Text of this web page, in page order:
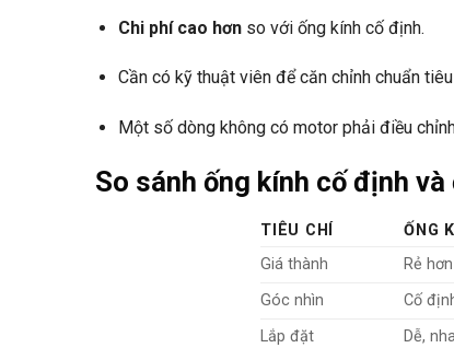
Chi phí cao hơnso với ống kính cố định.
Cần có kỹ thuật viên để căn chỉnh chuẩn
Một số dòng không có motor phải điều
So sánh ống kính cố định
TIÊU CHÍ ỐNG
Giá thành
Rẻ hơn
Góc nhìn
Cố
Lắp đặt
Dễ,